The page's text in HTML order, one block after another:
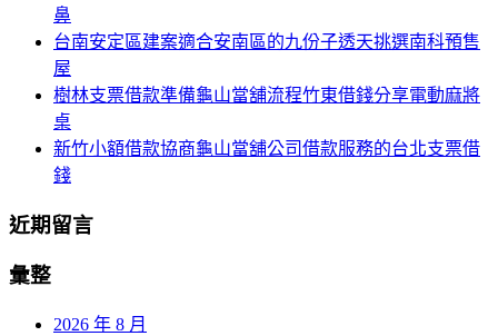
鼻
台南安定區建案適合安南區的九份子透天挑選南科預售
屋
樹林支票借款準備龜山當舖流程竹東借錢分享電動麻將
桌
新竹小額借款協商龜山當舖公司借款服務的台北支票借
錢
近期留言
彙整
2026 年 8 月